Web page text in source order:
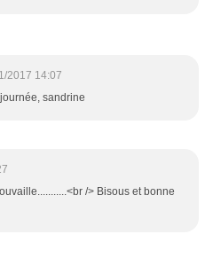
2017 14:07
sandrine
/> Bisous et bonne